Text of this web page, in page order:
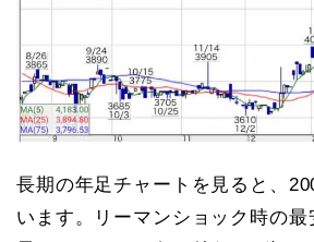
長期の年足チャートを見ると、
います。リーマンショック時の最